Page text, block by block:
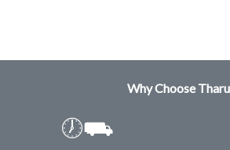
Why Choose
🕖⛟